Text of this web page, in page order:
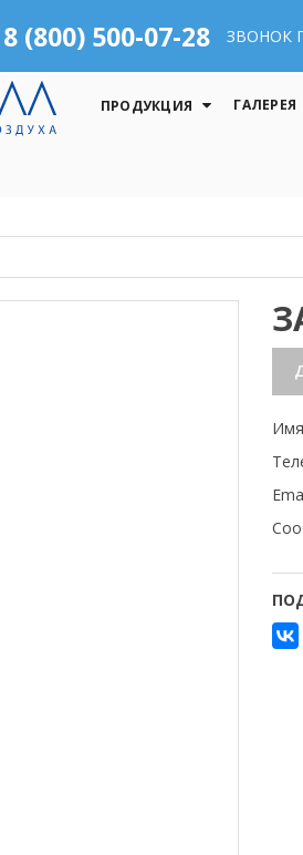
8 (800) 500-07-28 ЗВОНОК
ПРОДУКЦИЯ ГАЛЕРЕЯ